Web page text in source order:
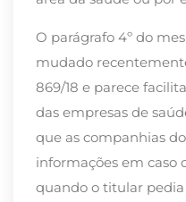
O parágrafo 4º do
mudado
869/18 e parece
das empresas de
que as companhias
informações em caso
quando o titular pedia